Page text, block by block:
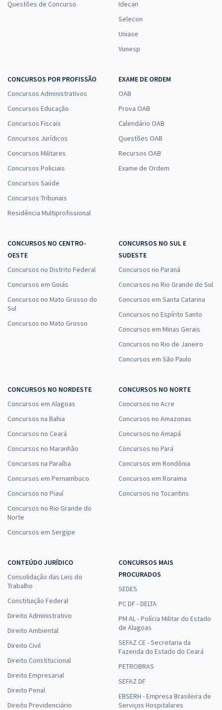
Questões de Concurso
Idecan
Selecon
Uniase
Vunesp
CONCURSOS POR PROFISSÃO
Concursos Administrativos
Concursos Educação
Concursos Fiscais
Concursos Jurídicos
Concursos Militares
Concursos Policiais
Concursos Saúde
Concursos Tribunais
Residência Multiprofissional
EXAME DE ORDEM
OAB
Prova OAB
Calendário OAB
Questões OAB
Recursos OAB
Exame de Ordem
CONCURSOS NO CENTRO-
OESTE
Concursos no Distrito Federal
Concursos em Goiás
Concursos no Mato Grosso do
Sul
Concursos no Mato Grosso
CONCURSOS NO SUL E
SUDESTE
Concursos no Paraná
Concursos no Rio Grande do Sul
Concursos em Santa Catarina
Concursos no Espírito Santo
Concursos em Minas Gerais
Concursos no Rio de Janeiro
Concursos em São Paulo
CONCURSOS NO NORDESTE
Concursos em Alagoas
Concursos na Bahia
Concursos no Ceará
Concursos no Maranhão
Concursos na Paraíba
Concursos em Pernambuco
Concursos no Piauí
Concursos no Rio Grande do
Norte
Concursos em Sergipe
CONCURSOS NO NORTE
Concursos no Acre
Concursos no Amazonas
Concursos no Amapá
Concursos no Pará
Concursos em Rondônia
Concursos em Roraima
Concursos no Tocantins
CONTEÚDO JURÍDICO
Consolidação das Leis do
Trabalho
Constituição Federal
Direito Administrativo
Direito Ambiental
Direito Civil
Direito Constitucional
Direito Empresarial
Direito Penal
Direito Previdenciário
CONCURSOS MAIS
PROCURADOS
SEDES
PC DF - DELTA
PM AL - Polícia Militar do Estado
de Alagoas
SEFAZ CE - Secretaria da
Fazenda do Estado do Ceará
PETROBRAS
SEFAZ DF
EBSERH - Empresa Brasileira de
Serviços Hospitalares